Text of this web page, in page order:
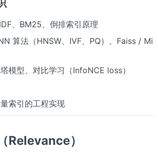
、BM25、倒排索引原理
算法（HNSW、IVF、PQ）、Faiss / Mi
模型、对比学习（InfoNCE loss）
索引的工程实现
Relevance）